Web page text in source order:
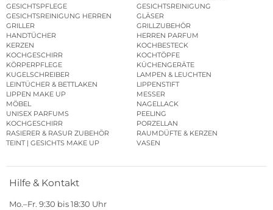
GESICHTSPFLEGE
GESICHTSREINIGUNG
GESICHTSREINIGUNG HERREN
GLÄSER
GRILLER
GRILLZUBEHÖR
HANDTÜCHER
HERREN PARFUM
KERZEN
KOCHBESTECK
KOCHGESCHIRR
KOCHTÖPFE
KÖRPERPFLEGE
KÜCHENGERÄTE
KUGELSCHREIBER
LAMPEN & LEUCHTEN
LEINTÜCHER & BETTLAKEN
LIPPENSTIFT
LIPPEN MAKE UP
MESSER
MÖBEL
NAGELLACK
UNISEX PARFUMS
PEELING
KOCHGESCHIRR
PORZELLAN
RASIERER & RASUR ZUBEHÖR
RAUMDÜFTE & KERZEN
TEINT | GESICHTS MAKE UP
VASEN
Hilfe & Kontakt
Mo.–Fr. 9:30 bis 18:30 Uhr